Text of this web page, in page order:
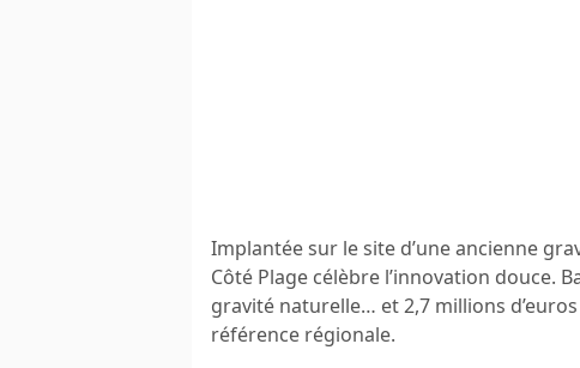
Implantée sur le site d’une ancienne
Côté Plage célèbre l’innovation douce.
gravité naturelle… et 2,7 millions
référence régionale.